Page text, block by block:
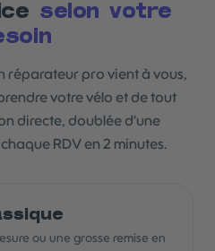
selon votre
réparateur pro vient à vous,
votre vélo et de tout
directe, doublée d'une
RDV en 2 minutes.
ou une grosse remise en